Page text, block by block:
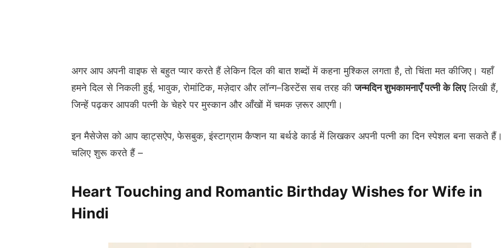
अगर आप अपनी वाइफ से बहुत प्यार करते हैं लेकिन दिल की बात शब्दों में कहना मुश्किल लगता है, तो चिंता मत कीजिए। यहाँ
हमने दिल से निकली हुई, भावुक, रोमांटिक, मज़ेदार और लॉन्ग–डिस्टेंस सब तरह कीजन्मदिन शुभकामनाएँ पत्नी के लिएलिखी हैं,
जिन्हें पढ़कर आपकी पत्नी के चेहरे पर मुस्कान और आँखों में चमक ज़रूर आएगी।
इन मैसेजेस को आप व्हाट्सऐप, फेसबुक, इंस्टाग्राम कैप्शन या बर्थडे कार्ड में लिखकर अपनी पत्नी का दिन स्पेशल बना सकते हैं।
चलिए शुरू करते हैं –
Heart Touching and Romantic Birthday Wishes for Wife in
Hindi